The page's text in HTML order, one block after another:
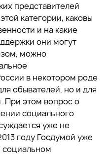
представителей
категории, каковы
и на какие
они могут
можно
в некотором роде
обывателей, но и для
При этом вопрос о
социального
уже не
году Госдумой уже
социальном